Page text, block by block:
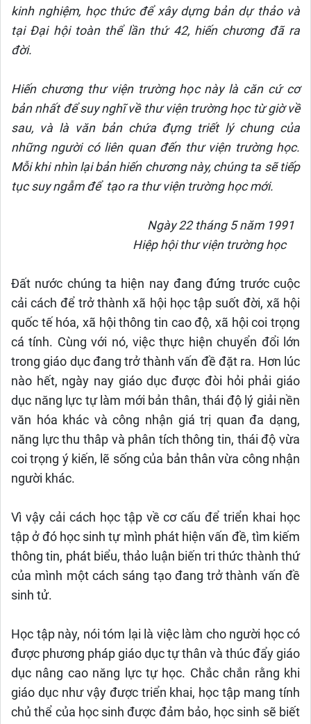
kinh nghiệm, học thức để xây dựng bản dự thảo và
tại Đại hội toàn thể lần thứ 42, hiến chương đã ra
đời.
Hiến chương thư viện trường học này là căn cứ cơ
bản nhất để suy nghĩ về thư viện trường học từ giờ về
sau, và là văn bản chứa đựng triết lý chung của
những người có liên quan đến thư viện trường học.
Mỗi khi nhìn lại bản hiến chương này, chúng ta sẽ tiếp
tục suy ngẫm để tạo ra thư viện trường học mới.
Ngày 22 tháng 5 năm 1991
Hiệp hội thư viện trường học
Đất nước chúng ta hiện nay đang đứng trước cuộc
cải cách để trở thành xã hội học tập suốt đời, xã hội
quốc tế hóa, xã hội thông tin cao độ, xã hội coi trọng
cá tính. Cùng với nó, việc thực hiện chuyển đổi lớn
trong giáo dục đang trở thành vấn đề đặt ra. Hơn lúc
nào hết, ngày nay giáo dục được đòi hỏi phải giáo
dục năng lực tự làm mới bản thân, thái độ lý giải nền
văn hóa khác và công nhận giá trị quan đa dạng,
năng lực thu thâp và phân tích thông tin, thái độ vừa
coi trọng ý kiến, lẽ sống của bản thân vừa công nhận
người khác.
Vì vậy cải cách học tập về cơ cấu để triển khai học
tập ở đó học sinh tự mình phát hiện vấn đề, tìm kiếm
thông tin, phát biểu, thảo luận biến tri thức thành thứ
của mình một cách sáng tạo đang trở thành vấn đề
sinh tử.
Học tập này, nói tóm lại là việc làm cho người học có
được phương pháp giáo dục tự thân và thúc đẩy giáo
dục nâng cao năng lực tự học. Chắc chắn rằng khi
giáo dục như vậy được triển khai, học tập mang tính
chủ thể của học sinh được đảm bảo, học sinh sẽ biết